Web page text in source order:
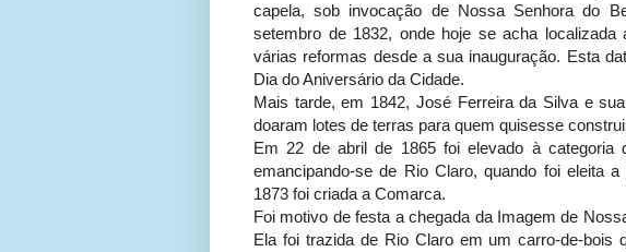
capela, sob invocação de Nossa Senhora do
setembro de 1832, onde hoje se acha
várias reformas desde a sua inauguração. Esta
Dia do Aniversário da Cidade.
Mais tarde, em 1842, José Ferreira da Silva e
doaram lotes de terras para quem quisesse
Em 22 de abril de 1865 foi elevado à categoria
emancipando-se de Rio Claro, quando foi eleita
1873 foi criada a Comarca.
Foi motivo de festa a chegada da Imagem de
Ela foi trazida de Rio Claro em um carro-de-bois